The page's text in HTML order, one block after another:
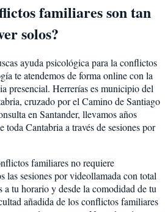
familiares son tan
solos?
ayuda psicológica para la conflictos
te atendemos de forma online con la
presencial. Herrerías es municipio del
cruzado por el Camino de Santiago
en Santander, llevamos años
toda Cantabria a través de sesiones por
familiares no requiere
las sesiones por videollamada con total
a tu horario y desde la comodidad de tu
añadida de los conflictos familiares